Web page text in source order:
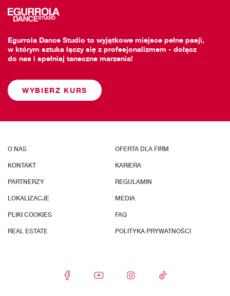
Egurrola Dance Studio to wyjątkowe miejsce pełne pasji,
w którym sztuka łączy się z profesjonalizmem - dołącz
do nas i spełniaj taneczne marzenia!
WYBIERZ KURS
O NAS OFERTA DLA FIRM
KONTAKT KARIERA
PARTNERZY REGULAMIN
LOKALIZACJE MEDIA
PLIKI COOKIES FAQ
REAL ESTATE POLITYKA PRYWATNOŚCI